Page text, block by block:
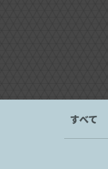
すべて